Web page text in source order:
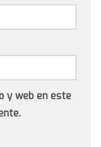
y web en este